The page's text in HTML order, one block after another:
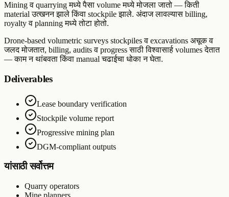
Mining व quarrying मध्ये पैसा volume मध्ये मोजला जातो — किती
material उत्खनन झाले किंवा stockpile झाले. अंदाज लावल्यास billing,
royalty व planning मध्ये तोटा होतो.
Drone-based volumetric surveys stockpiles व excavations अचूक व
जलद मोजतात, billing, audits व progress साठी विश्वासार्ह volumes देतात
— काम न थांबवता किंवा manual चढाईचा धोका न घेता.
Deliverables
Lease boundary verification
Stockpile volume report
Progressive mining plan
DGM-compliant outputs
यांसाठी सर्वोत्तम
Quarry operators
Mine planners